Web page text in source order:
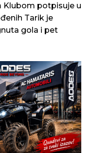
Klubom potpisuje u
Tarik je
gola i pet